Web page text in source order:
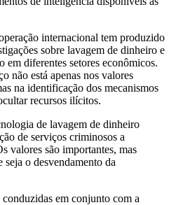
internacional tem produzido
sobre lavagem de dinheiro e
diferentes setores econômicos.
não está apenas nos valores
na identificação dos mecanismos
recursos ilícitos.
de lavagem de dinheiro
de serviços criminosos a
valores são importantes, mas
o desvendamento da
em conjunto com a